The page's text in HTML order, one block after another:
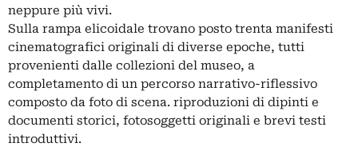
neppure più vivi.
Sulla rampa elicoidale trovano posto trenta manifesti
cinematografici originali di diverse epoche, tutti
provenienti dalle collezioni del museo, a
completamento di un percorso narrativo-riflessivo
composto da foto di scena. riproduzioni di dipinti e
documenti storici, fotosoggetti originali e brevi testi
introduttivi.